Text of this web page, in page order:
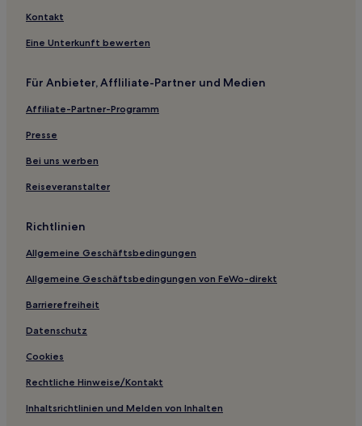
Rosebud: Hotels
Dromana: Hotels
Hotels nahe Besucherzentrum Torquay
Mornington: Hotels
Sandringham: Hotels
Hotels nahe Split Point Lighthouse
Hotels nahe Elwood Beach
Ravenhall: Hotels
Eynesbury: Hotels
Caroline Springs: Hotels
Hesse Hotels
Hotels nahe Sorrento and Flinders Fine Art Galleries
Hotels nahe Station Werribee
Safety Beach: Hotels
Hotels nahe Forrest Brewing Company
Kontakt
Eine Unterkunft bewerten
Für Anbieter, Affliliate-Partner und Medien
Affiliate-Partner-Programm
Presse
Bei uns werben
Reiseveranstalter
Richtlinien
Allgemeine Geschäftsbedingungen
Allgemeine Geschäftsbedingungen von FeWo-direkt
Barrierefreiheit
Datenschutz
Cookies
Rechtliche Hinweise/Kontakt
Inhaltsrichtlinien und Melden von Inhalten